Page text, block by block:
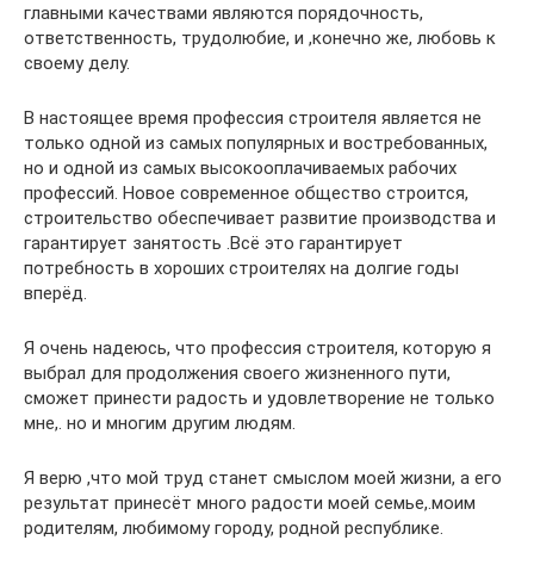
главными качествами являются порядочность,
ответственность, трудолюбие, и ,конечно же, любовь к
своему делу.
В настоящее время профессия строителя является не
только одной из самых популярных и востребованных,
но и одной из самых высокооплачиваемых рабочих
профессий. Новое современное общество строится,
строительство обеспечивает развитие производства и
гарантирует занятость .Всё это гарантирует
потребность в хороших строителях на долгие годы
вперёд.
Я очень надеюсь, что профессия строителя, которую я
выбрал для продолжения своего жизненного пути,
сможет принести радость и удовлетворение не только
мне,. но и многим другим людям.
Я верю ,что мой труд станет смыслом моей жизни, а его
результат принесёт много радости моей семье,.моим
родителям, любимому городу, родной республике.